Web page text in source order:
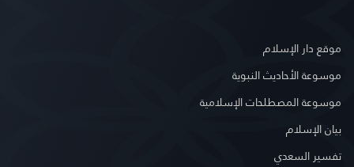
موقع دار الإسلام
موسوعة الأحاديث النبوية
موسوعة المصطلحات الإسلامية
بيان الإسلام
تفسير السعدي